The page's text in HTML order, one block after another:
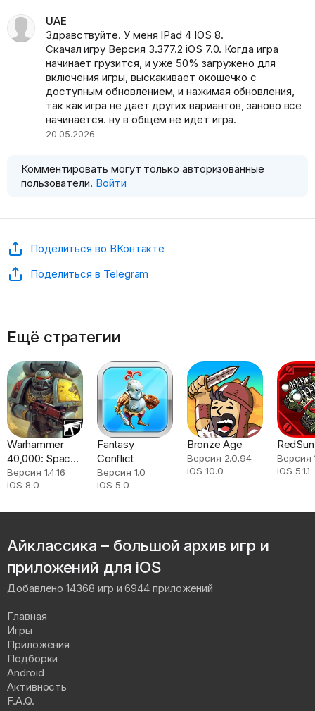
UAE
Здравствуйте. У меня IPad 4 IOS 8.
Скачал игру Версия 3.377.2 iOS 7.0. Когда игра
начинает грузится, и уже 50% загружено для
включения игры, выскакивает окошечко с
доступным обновлением, и нажимая обновления,
так как игра не дает других вариантов, заново все
начинается. ну в общем не идет игра.
20.05.2026
Комментировать могут только авторизованные
пользователи. Войти
Поделиться во ВКонтакте
Поделиться в Telegram
Ещё стратегии
Warhammer
40,000: Space
Wolf
Версия 1.4.16
iOS 8.0
Fantasy
Conflict
Версия 1.0
iOS 5.0
Bronze Age
Версия 2.0.94
iOS 10.0
Версия
iOS 5.1.1
Айклассика – большой архив игр и
приложений для iOS
Добавлено 14368 игр и 6944 приложений
Главная
Игры
Приложения
Подборки
Android
Активность
F.A.Q.